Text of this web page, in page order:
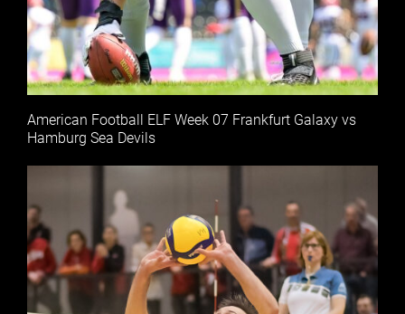
American Football ELF Week 07 Frankfurt Galaxy vs
Hamburg Sea Devils